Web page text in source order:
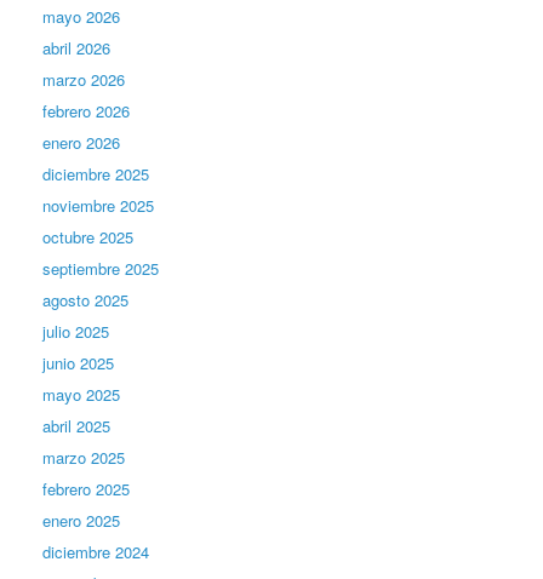
mayo 2026
abril 2026
marzo 2026
febrero 2026
enero 2026
diciembre 2025
noviembre 2025
octubre 2025
septiembre 2025
agosto 2025
julio 2025
junio 2025
mayo 2025
abril 2025
marzo 2025
febrero 2025
enero 2025
diciembre 2024